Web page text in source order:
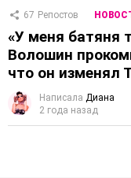
67 Репостов
«У меня батяня
Волошин
что он изменял
Написала Диана
2 года назад